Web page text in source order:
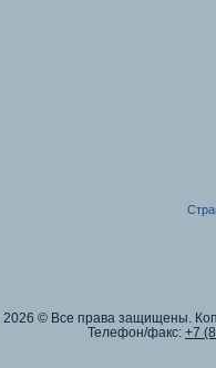
2026 © Все права защищены.
Телефон/факс: +7